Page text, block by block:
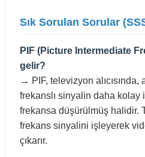
Sık Sorulan Sorular
PIF (Picture Intermediate
gelir?
→ PIF, televizyon
frekanslı sinyalin daha
frekansa düşürülmüş halidir.
frekans sinyalini işleyerek
çıkarır.